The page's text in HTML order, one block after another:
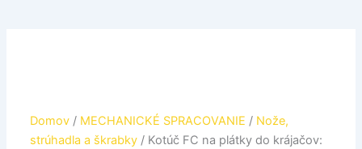
Domov / MECHANICKÉ SPRACOVANIE / Nože,
strúhadla a škrabky / Kotúč FC na plátky do krájačov:
CA-
31/400